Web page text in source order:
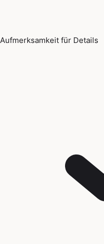
Aufmerksamkeit für Details